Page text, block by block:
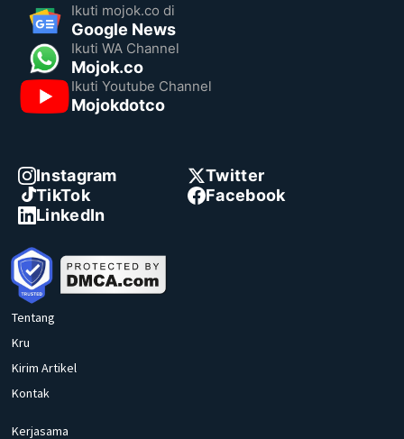
Ikuti mojok.co di
Google News
Ikuti WA Channel
Mojok.co
Ikuti Youtube Channel
Mojokdotco
Instagram
Twitter
TikTok
Facebook
LinkedIn
Tentang
Kru
Kirim Artikel
Kontak
Kerjasama